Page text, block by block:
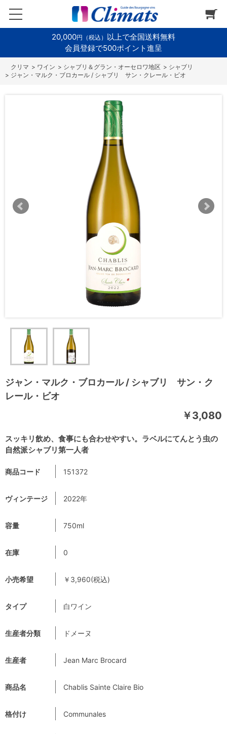
20,000円（税込） 以上で全国送料無料
会員登録で500ポイント進呈
> ワイン > シャブリ＆グラン・オーセロワ地区 > シャブリ
> ジャン・マルク・ブロカール / シャブリ サン・クレール・ビオ
ジャン・マルク・ブロカール / シャブリ サン・ク
レール・ビオ
スッキリ飲め、食事にも合わせやすい。ラベルにてんとう虫の
自然派シャブリ第一人者
￥3,080
商品コード 151372
ヴィンテージ 2022年
容量 750ml
在庫 0
小売希望 ￥3,960(税込)
タイプ 白ワイン
生産者分類 ドメーヌ
生産者 Jean Marc Brocard
商品名 Chablis Sainte Claire Bio
格付け Communales